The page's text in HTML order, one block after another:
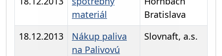
materiál
Bratislava
18.12.2013
Nákup paliva
na Palivovú
Slovnaft, a.s.